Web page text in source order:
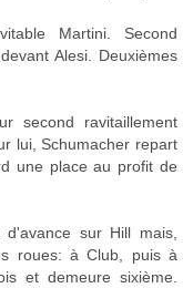
Martini. Second
Alesi. Deuxièmes
second ravitaillement
lui, Schumacher repart
une place au profit de
d'avance sur Hill mais,
roues: à Club, puis à
et demeure sixième.